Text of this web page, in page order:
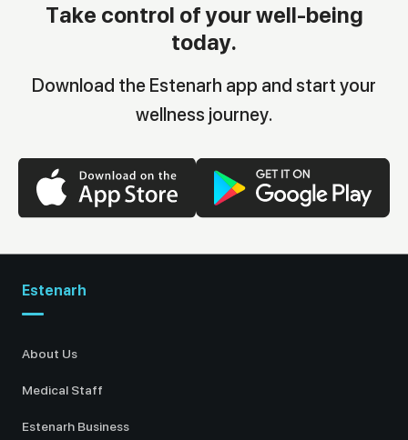
Take control of your well-being
today.
Download the Estenarh app and start your
wellness journey.
Estenarh
About Us
Medical Staff
Estenarh Business